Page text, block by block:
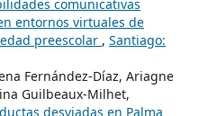
comunicativas
entornos virtuales de
preescolar , Santiago:
Fernández-Díaz, Ariagne
Guilbeaux-Milhet,
desviadas en Palma